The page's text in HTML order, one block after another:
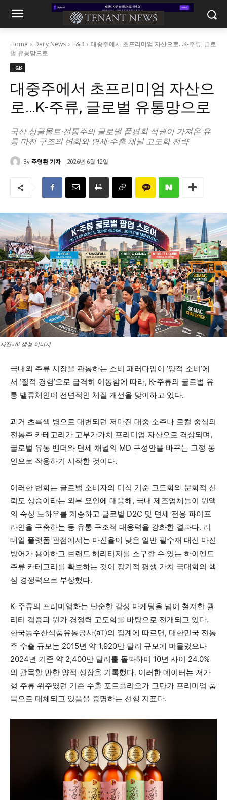
Home Daily News F&B
대중주에서 초프리미엄 자산으로…K-주류, 글로
벌 유통망으로
F&B
대중주에서 초프리미엄 자산으
로…K-주류, 글로벌 유통망으로
국산 싱글몰트·전통주의 글로벌 품평회 석권이 가져온 유
통 마진 구조의 변화와 면세·수출 채널 고도화 전략
By 주영환 기자 2026년 6월 12일
사진=AI 생성 이미지
국내외 주류 시장을 관통하는 소비 패러다임이 ‘양적 소비’에
서 ‘질적 경험’으로 급격히 이동함에 따라, K-주류의 글로벌 유
통 밸류체인이 전면적인 체질 개선을 맞이하고 있다.
과거 초록색 병으로 대변되던 저마진 대중 소주나 로컬 중심의
전통주 카테고리가 고부가가치 프리미엄 자산으로 격상되며,
글로벌 유통 벤더와 면세 채널의 MD 구성안을 바꾸는 고정 동
인으로 작용하기 시작한 것이다.
이러한 변화는 글로벌 소비자의 미식 기준 고도화와 문화적 신
뢰도 상승이라는 외부 요인에 대응해, 국내 제조업체들이 원액
의 숙성 노하우를 계승하고 글로벌 D2C 및 면세 전용 파이프
라인을 구축하는 등 유통 구조적 대응력을 강화한 결과다. 리
테일 플랫폼 관점에서는 마진율이 낮은 일반 필수재 대신 마진
방어가 용이하고 브랜드 헤리티지를 소구할 수 있는 하이엔드
주류 카테고리를 확보하는 것이 장기적 평생 가치 극대화의 핵
심 경쟁력으로 부상했다.
K-주류의 프리미엄화는 단순한 감성 마케팅을 넘어 철저한 퀄
리티 검증과 원가 경쟁력 고도화를 바탕으로 전개되고 있다.
한국농수산식품유통공사(aT)의 집계에 따르면, 대한민국 전통
주 수출 규모는 2015년 약 1,920만 달러 규모에 머물렀으나
2024년 기준 약 2,400만 달러를 돌파하며 10년 사이 24.0%
의 괄목할 만한 양적 성장을 기록했다. 이러한 데이터는 저가
형 주류 위주였던 기존 수출 포트폴리오가 고단가 프리미엄 품
목으로 대체되고 있음을 증명하는 선행 지표다.